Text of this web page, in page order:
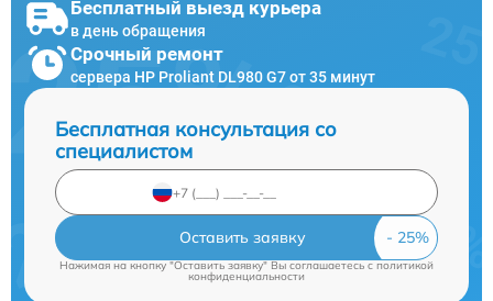
Бесплатный выезд курьера
в день обращения
Срочный ремонт
сервера HP Proliant DL980 G7 от 35 минут
Бесплатная консультация со
специалистом
Оставить заявку
Нажимая на кнопку "Оставить заявку" Вы соглашаетесь cполитикой
конфиденциальности